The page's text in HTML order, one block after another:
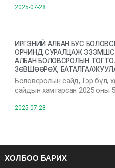
2025-07-28
ИРГЭНИЙ АЛБАН БУС
ОРЧИНД СУРАЛЦАЖ
АЛБАН БОЛОВСРОЛЫН
ЗӨВШӨӨРӨХ,
Боловсролын сайд, Гэр бүл,
сайдын хамтарсан 2025 оны
2025-07-28
ХОЛБОО БАРИХ